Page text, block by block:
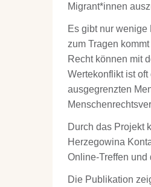
Migrant*innen
Es gibt nur
zum Tragen
Recht können mit
Wertekonflikt ist
ausgegrenzten
Durch das Projekt
Herzegowina
Online-Treffen
Die Publikation